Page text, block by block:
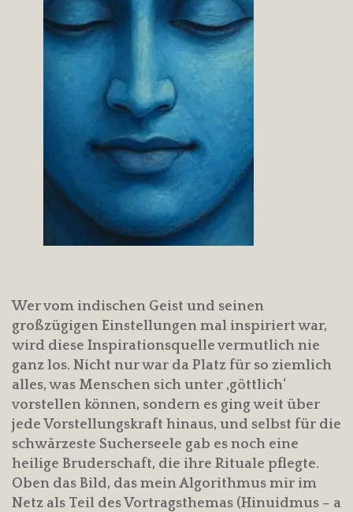
Wer vom indischen Geist und seinen
großzügigen Einstellungen mal inspiriert war,
wird diese Inspirationsquelle vermutlich nie
ganz los. Nicht nur war da Platz für so ziemlich
alles, was Menschen sich unter ‚göttlich‘
vorstellen können, sondern es ging weit über
jede Vorstellungskraft hinaus, und selbst für die
schwärzeste Sucherseele gab es noch eine
heilige Bruderschaft, die ihre Rituale pflegte.
Oben das Bild, das mein Algorithmus mir im
Netz als Teil des Vortragsthemas (Hinuidmus – a